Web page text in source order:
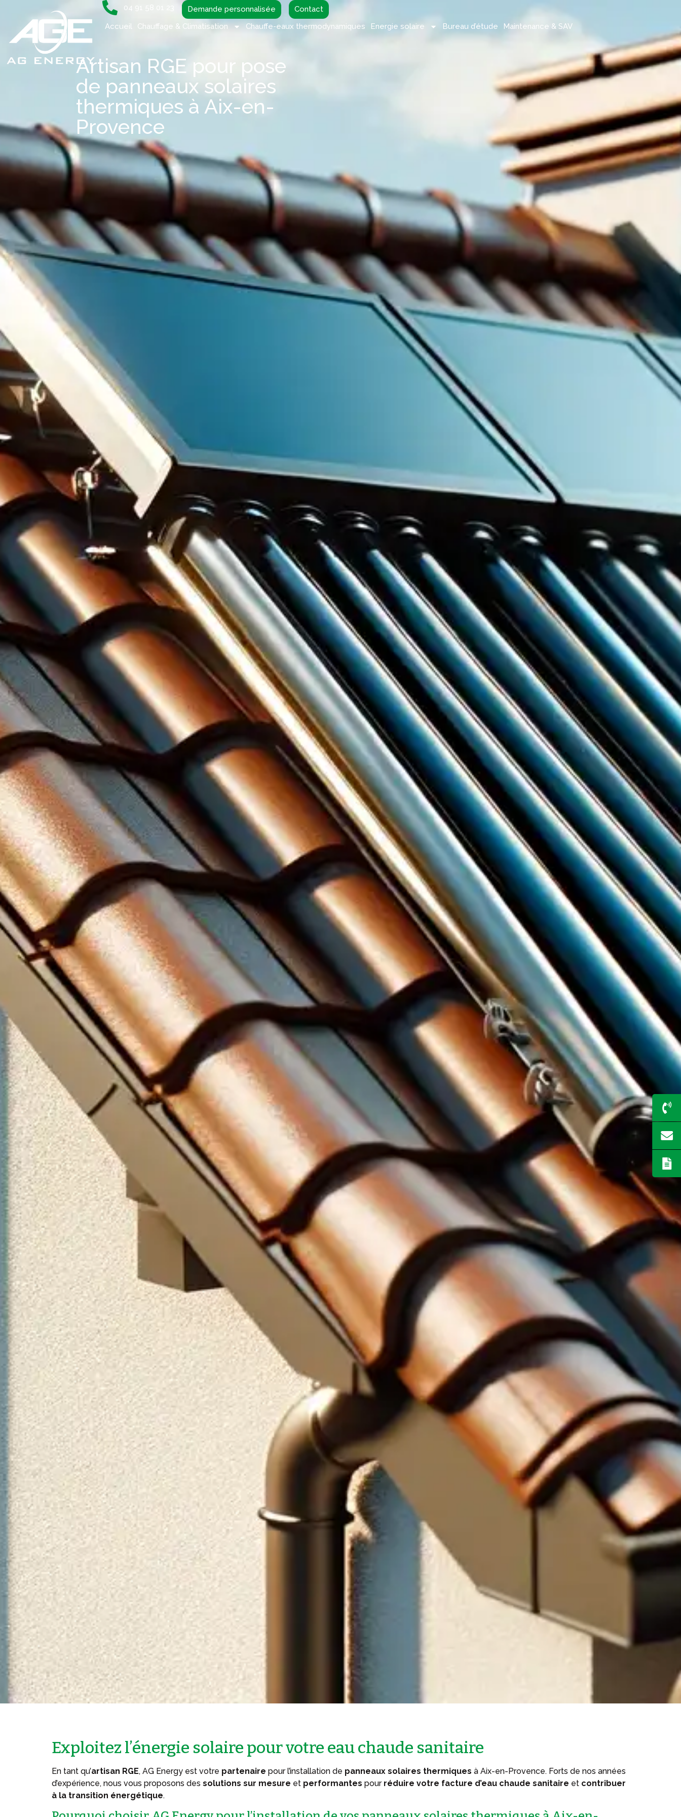
04 91 58 01 23 Demande personnalisée
Contact
Accueil
Chauffage & Climatisation Chauffe-eaux thermodynamiques Energie solaire Bureau d’étude Maintenance & SAV
Artisan RGE pour pose
de panneaux solaires
thermiques à Aix-en-
Provence
Exploitez l’énergie solaire pour votre eau chaude sanitaire
En tant qu’artisan RGE, AG Energy est votre partenaire pour l’installation de panneaux solaires thermiques à Aix-en-Provence. Forts de nos années
d’expérience, nous vous proposons des solutions sur mesure et performantes pour réduire votre facture d’eau chaude sanitaire et contribuer
à la transition énergétique.